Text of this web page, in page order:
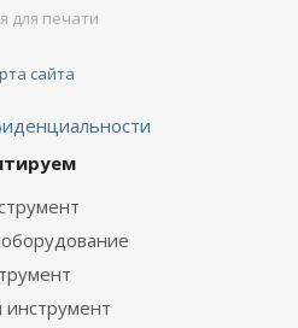
для печати
сайта